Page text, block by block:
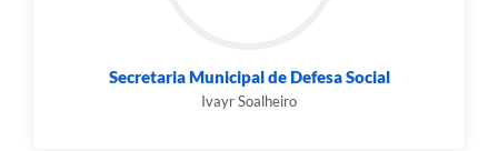
Secretaria Municipal de Defesa Social
Ivayr Soalheiro